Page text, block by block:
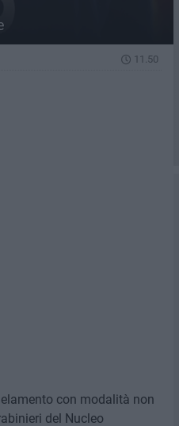
11.50
con modalità non
del Nucleo